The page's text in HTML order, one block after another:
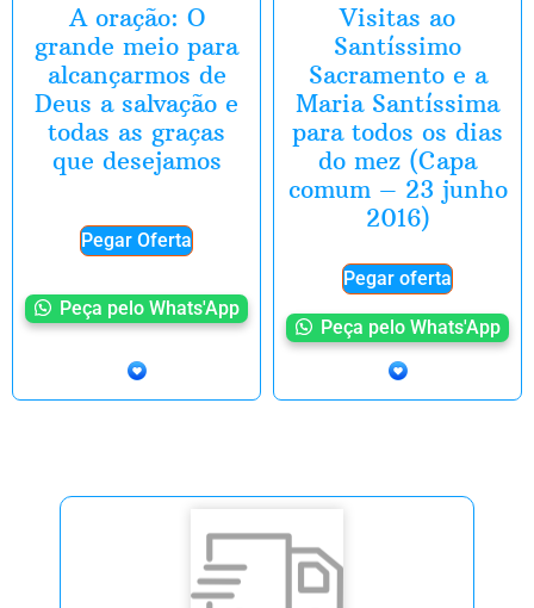
A oração: O
grande meio para
alcançarmos de
Deus a salvação e
todas as graças
que desejamos
Pegar Oferta
Peça pelo Whats'App
Visitas ao
Santíssimo
Sacramento e a
Maria Santíssima
para todos os dias
do mez (Capa
comum – 23 junho
2016)
Pegar oferta
Peça pelo Whats'App